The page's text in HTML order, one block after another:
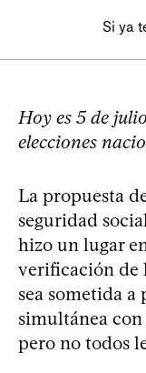
Si ya
Hoy es 5 de
elecciones
La propuesta
seguridad
hizo un lugar
verificación de
sea sometida
simultánea
pero no todos